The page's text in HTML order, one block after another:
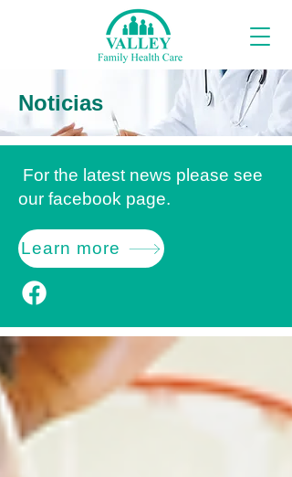
Noticias
For the latest news please see
our facebook page.
Learn more